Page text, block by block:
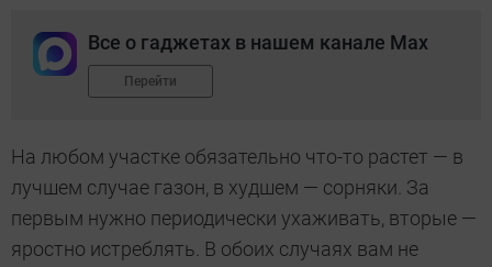
Все о гаджетах в нашем канале Max
Перейти
На любом участке обязательно что-то растет — в
лучшем случае газон, в худшем — сорняки. За
первым нужно периодически ухаживать, вторые —
яростно истреблять. В обоих случаях вам не